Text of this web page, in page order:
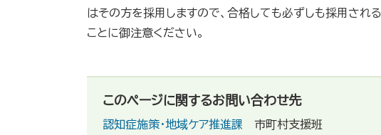
はその方を採用しますので、合格しても必ずしも採用され
ことに御注意ください。
このページに関するお問い合わせ先
認知症施策・地域ケア推進課
市町村支援班